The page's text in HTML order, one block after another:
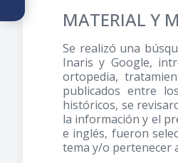
MATERIAL Y
Se realizó una
Inaris y Google,
ortopedia,
publicados entre
históricos, se
la información y el
e inglés, fueron
tema y/o pertenecer
en Odontología